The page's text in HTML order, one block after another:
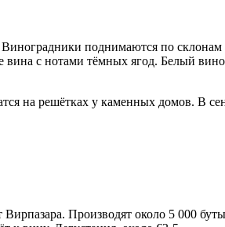
поднимаются по
с нотами тёмных ягод. Белый
на решётках у каменных домов. В
Производят около 5 000